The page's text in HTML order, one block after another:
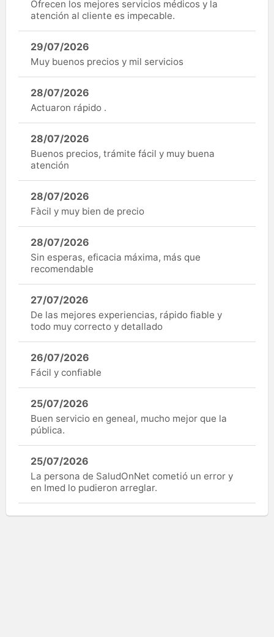
Ofrecen los mejores servicios médicos y la
atención al cliente es impecable.
29/07/2026
Muy buenos precios y mil servicios
28/07/2026
Actuaron rápido .
28/07/2026
Buenos precios, trámite fácil y muy buena
atención
28/07/2026
Fàcil y muy bien de precio
28/07/2026
Sin esperas, eficacia máxima, más que
recomendable
27/07/2026
De las mejores experiencias, rápido fiable y
todo muy correcto y detallado
26/07/2026
Fácil y confiable
25/07/2026
Buen servicio en geneal, mucho mejor que la
pública.
25/07/2026
La persona de SaludOnNet cometió un error y
en Imed lo pudieron arreglar.